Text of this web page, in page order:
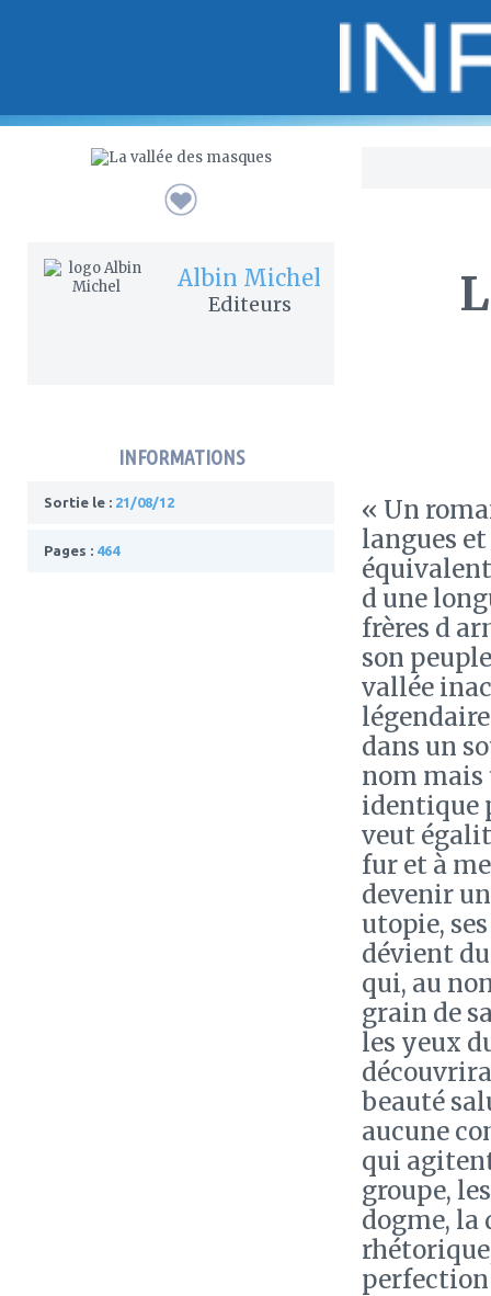
Albin Michel
Editeurs
INFORMATIONS
Sortie le : 21/08/12
Pages : 464
« Un
langues
d une
frères d
son
vallée
dans un
nom mais
identique
veut
fur et à
devenir
utopie,
dévient
qui, au
grain de
les yeux
beauté
aucune
qui
groupe,
dogme, la
perfection